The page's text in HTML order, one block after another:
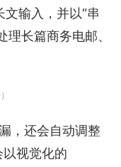
文输入，并以“串
长篇商务电邮、
，还会自动调整
视觉化的